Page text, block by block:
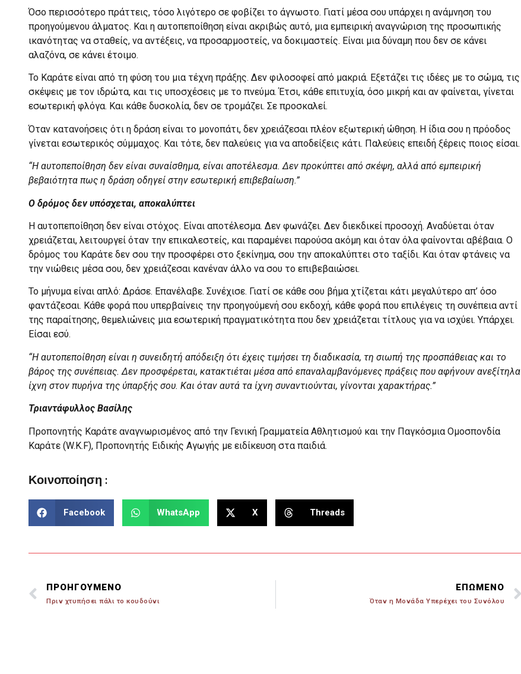
Όσο περισσότερο πράττεις, τόσο λιγότερο σε φοβίζει το άγνωστο. Γιατί μέσα σου υπάρχει η ανάμνηση του
προηγούμενου άλματος. Και η αυτοπεποίθηση είναι ακριβώς αυτό, μια εμπειρική αναγνώριση της προσωπικής
ικανότητας να σταθείς, να αντέξεις, να προσαρμοστείς, να δοκιμαστείς. Είναι μια δύναμη που δεν σε κάνει
αλαζόνα, σε κάνει έτοιμο.
Το Καράτε είναι από τη φύση του μια τέχνη πράξης. Δεν φιλοσοφεί από μακριά. Εξετάζει τις ιδέες με το σώμα, τις
σκέψεις με τον ιδρώτα, και τις υποσχέσεις με το πνεύμα. Έτσι, κάθε επιτυχία, όσο μικρή και αν φαίνεται, γίνεται
εσωτερική φλόγα. Και κάθε δυσκολία, δεν σε τρομάζει. Σε προσκαλεί.
Όταν κατανοήσεις ότι η δράση είναι το μονοπάτι, δεν χρειάζεσαι πλέον εξωτερική ώθηση. Η ίδια σου η πρόοδος
γίνεται εσωτερικός σύμμαχος. Και τότε, δεν παλεύεις για να αποδείξεις κάτι. Παλεύεις επειδή ξέρεις ποιος είσαι.
“Η αυτοπεποίθηση δεν είναι συναίσθημα, είναι αποτέλεσμα. Δεν προκύπτει από σκέψη, αλλά από εμπειρική
βεβαιότητα πως η δράση οδηγεί στην εσωτερική επιβεβαίωση.”
Ο δρόμος δεν υπόσχεται, αποκαλύπτει
Η αυτοπεποίθηση δεν είναι στόχος. Είναι αποτέλεσμα. Δεν φωνάζει. Δεν διεκδικεί προσοχή. Αναδύεται όταν
χρειάζεται, λειτουργεί όταν την επικαλεστείς, και παραμένει παρούσα ακόμη και όταν όλα φαίνονται αβέβαια. Ο
δρόμος του Καράτε δεν σου την προσφέρει στο ξεκίνημα, σου την αποκαλύπτει στο ταξίδι. Και όταν φτάνεις να
την νιώθεις μέσα σου, δεν χρειάζεσαι κανέναν άλλο να σου το επιβεβαιώσει.
Το μήνυμα είναι απλό: Δράσε. Επανέλαβε. Συνέχισε. Γιατί σε κάθε σου βήμα χτίζεται κάτι μεγαλύτερο απ’ όσο
φαντάζεσαι. Κάθε φορά που υπερβαίνεις την προηγούμενή σου εκδοχή, κάθε φορά που επιλέγεις τη συνέπεια αντί
της παραίτησης, θεμελιώνεις μια εσωτερική πραγματικότητα που δεν χρειάζεται τίτλους για να ισχύει. Υπάρχει.
Είσαι εσύ.
“Η αυτοπεποίθηση είναι η συνειδητή απόδειξη ότι έχεις τιμήσει τη διαδικασία, τη σιωπή της προσπάθειας και το
βάρος της συνέπειας. Δεν προσφέρεται, κατακτιέται μέσα από επαναλαμβανόμενες πράξεις που αφήνουν ανεξίτηλα
ίχνη στον πυρήνα της ύπαρξής σου. Και όταν αυτά τα ίχνη συναντιούνται, γίνονται χαρακτήρας.”
Τριαντάφυλλος Βασίλης
Προπονητής Καράτε αναγνωρισμένος από την Γενική Γραμματεία Αθλητισμού και την Παγκόσμια Ομοσπονδία
Καράτε (W.K.F), Προπονητής Ειδικής Αγωγής με ειδίκευση στα παιδιά.
Κοινοποίηση :
Facebook WhatsApp X Threads
ΠΡΟΗΓΟΥΜΕΝΟ
Πριν χτυπήσει πάλι το κουδούνι
ΕΠΩΜΕΝΟ
Όταν η Μονάδα Υπερέχει του Συνόλου